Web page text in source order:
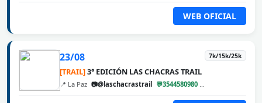
WEB OFICIAL
23/08 7k/15k/25k
[TRAIL]3° EDICIÓN LAS CHACRAS TRAIL
📍 La Paz 📷@laschacrastrail 💬3544580980